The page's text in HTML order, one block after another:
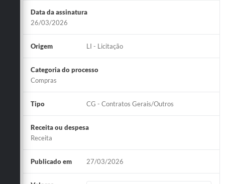
Data da assinatura
26/03/2026
Origem LI - Licitação
Categoria do processo
Compras
Tipo CG - Contratos Gerais/Outros
Receita ou despesa
Receita
Publicado em 27/03/2026